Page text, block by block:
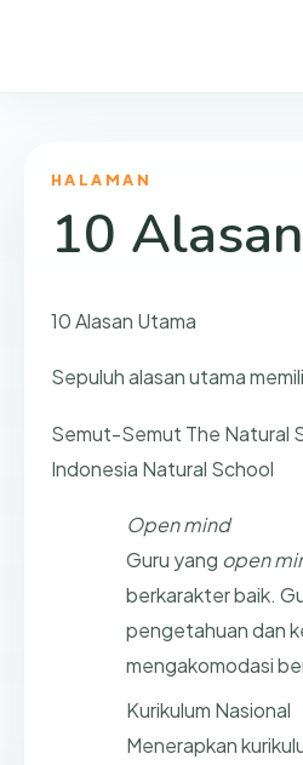
HALAMAN
10
10 Alasan Utama
Sepuluh alasan utama
Semut-Semut The Natural
Indonesia Natural School
Open mind
Guru yang open
berkarakter baik.
pengetahuan dan
mengakomodasi
Kurikulum Nasional
Menerapkan